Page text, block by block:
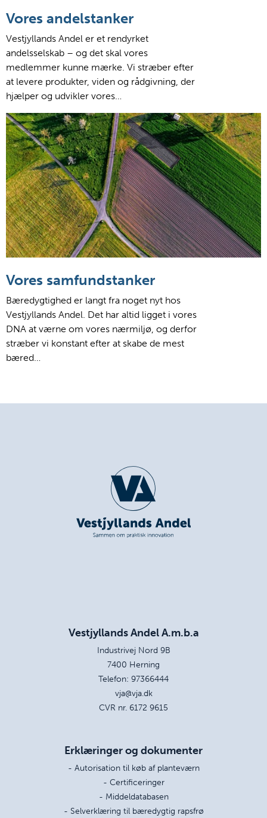
Vores andelstanker
Vestjyllands Andel er et rendyrket
andelsselskab – og det skal vores
medlemmer kunne mærke. Vi stræber efter
at levere produkter, viden og rådgivning, der
hjælper og udvikler vores…
Vores samfundstanker
Bæredygtighed er langt fra noget nyt hos
Vestjyllands Andel. Det har altid ligget i vores
DNA at værne om vores nærmiljø, og derfor
stræber vi konstant efter at skabe de mest
bæred…
Vestjyllands Andel A.m.b.a
Industrivej Nord 9B
7400 Herning
Telefon: 97366444
vja@vja.dk
CVR nr. 6172 9615
Erklæringer og dokumenter
- Autorisation til køb af planteværn
- Certificeringer
- Middeldatabasen
- Selverklæring til bæredygtig rapsfrø